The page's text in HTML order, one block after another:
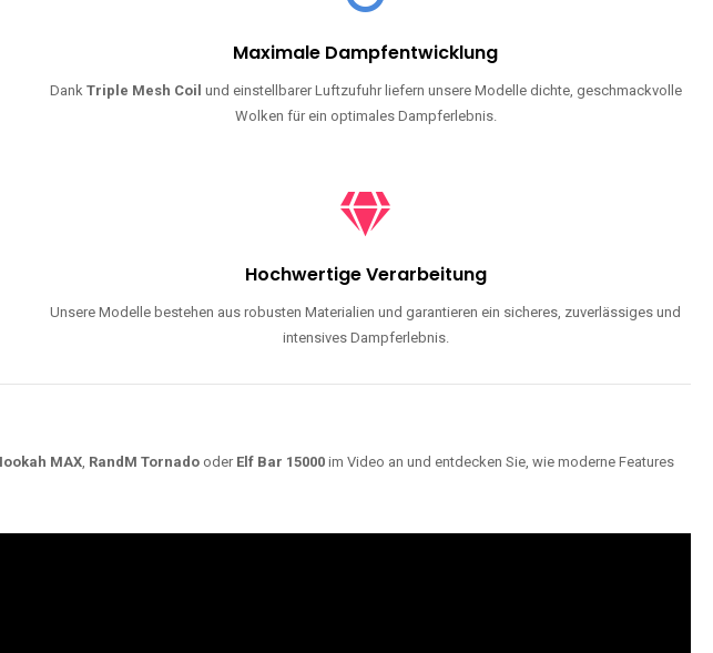
Maximale Dampfentwicklung
Dank Triple Mesh Coil und einstellbarer Luftzufuhr liefern unsere Modelle dichte, geschmackvolle
Wolken für ein optimales Dampferlebnis.
Hochwertige Verarbeitung
Unsere Modelle bestehen aus robusten Materialien und garantieren ein sicheres, zuverlässiges und
intensives Dampferlebnis.
MAX, RandM Tornado oder Elf Bar 15000 im Video an und entdecken Sie, wie moderne Features